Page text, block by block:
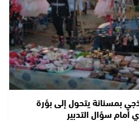
بمسنانة يتحول إلى بؤرة
أمام سؤال التدبير